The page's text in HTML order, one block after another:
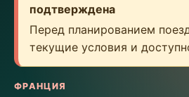
подтверждена
Перед планированием
текущие условия и
ФРАНЦИЯ